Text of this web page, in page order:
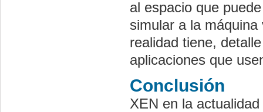
al espacio que
simular a la
realidad tiene,
aplicaciones que
Conclusión
XEN en la